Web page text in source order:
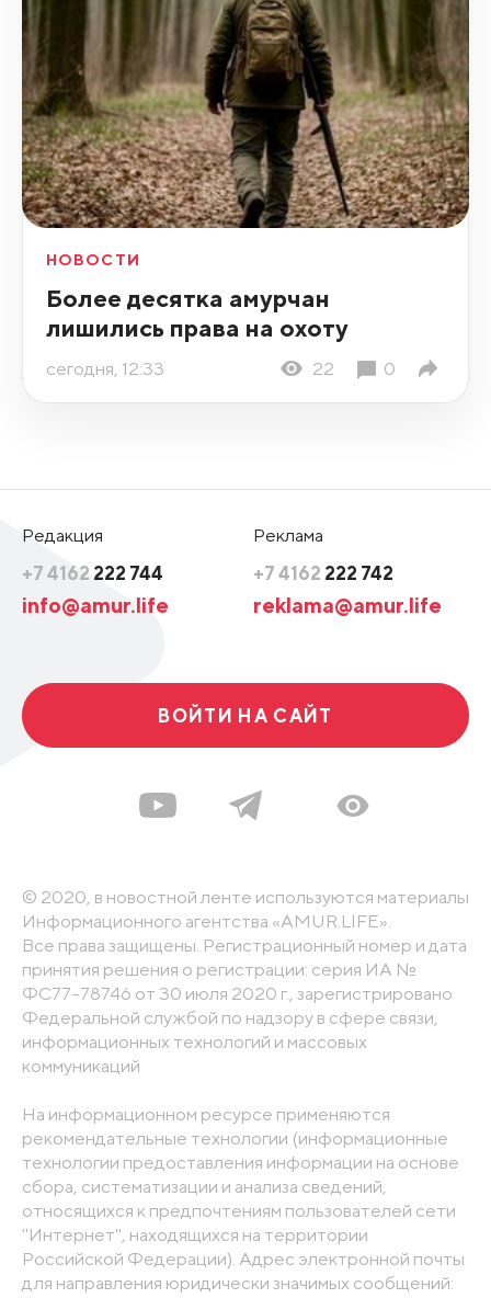
НОВОСТИ
Более десятка амурчан
лишились права на охоту
сегодня, 12:33 22 0
Редакция
+7 4162 222 744
info@amur.life
Реклама
+7 4162 222 742
reklama@amur.life
ВОЙТИ НА САЙТ
© 2020, в новостной ленте используются материалы
Информационного агентства «AMUR.LIFE».
Все права защищены. Регистрационный номер и дата
принятия решения о регистрации: серия ИА №
ФС77-78746 от 30 июля 2020 г., зарегистрировано
Федеральной службой по надзору в сфере связи,
информационных технологий и массовых
коммуникаций
На информационном ресурсе применяются
рекомендательные технологии (информационные
технологии предоставления информации на основе
сбора, систематизации и анализа сведений,
относящихся к предпочтениям пользователей сети
"Интернет", находящихся на территории
Российской Федерации). Адрес электронной почты
для направления юридически значимых сообщений: